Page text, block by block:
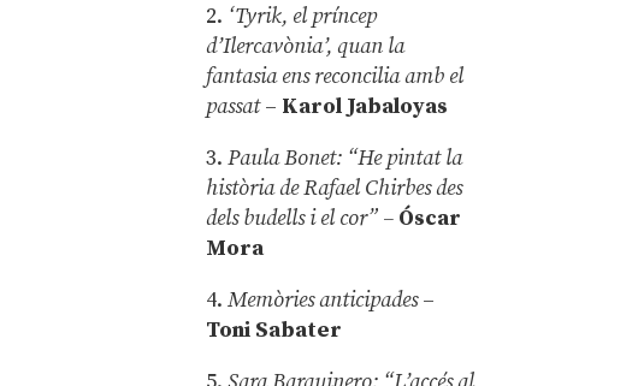
2. ‘Tyrik, el príncep
d’Ilercavònia’, quan la
fantasia ens reconcilia amb el
passat– Karol Jabaloyas
3.Paula Bonet: “He pintat la
història de Rafael Chirbes des
dels budells i el cor” – Óscar
Mora
4.Memòries anticipades–
Toni Sabater